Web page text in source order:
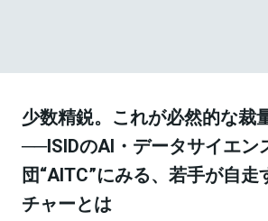
少数精鋭。これが必然的な裁
──ISIDのAI・データサイエン
団“AITC”にみる、若手が自走
チャーとは